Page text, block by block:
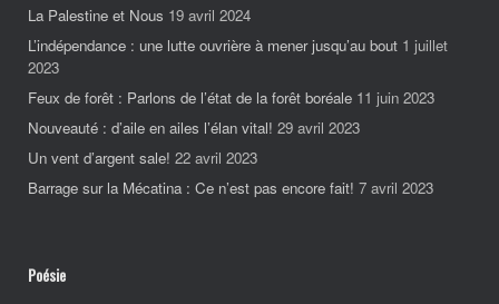
La Palestine et Nous 19 avril 2024
L’indépendance : une lutte ouvrière à mener jusqu’au bout 1 juillet
2023
Feux de forêt : Parlons de l’état de la forêt boréale 11 juin 2023
Nouveauté : d’aile en ailes l’élan vital! 29 avril 2023
Un vent d’argent sale! 22 avril 2023
Barrage sur la Mécatina : Ce n’est pas encore fait! 7 avril 2023
Poésie